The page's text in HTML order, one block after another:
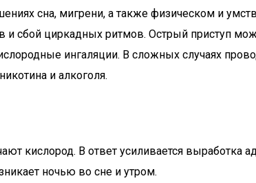
сна, мигрени, а также физическом и
и сбой циркадных ритмов. Острый приступ
ингаляции. В сложных случаях
и алкоголя.
кислород. В ответ усиливается выработка
ночью во сне и утром.